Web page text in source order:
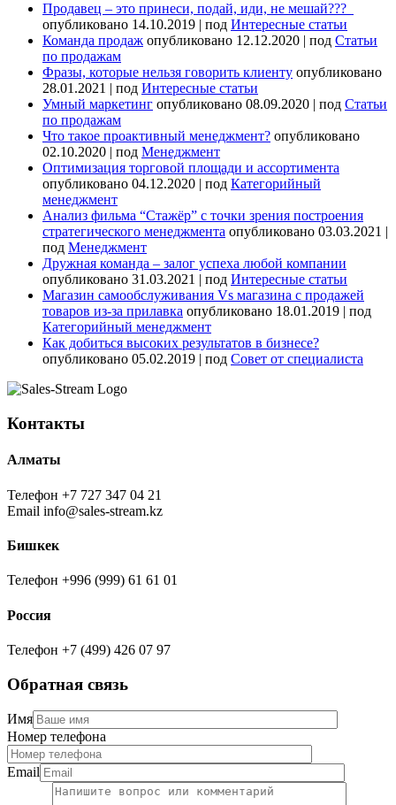
Продавец – это принеси, подай, иди, не мешай???
опубликовано 14.10.2019
под Интересные статьи
Команда продаж опубликовано 12.12.2020 под Статьи
по продажам
Фразы, которые нельзя говорить клиенту опубликовано
28.01.2021
под Интересные статьи
Умный маркетинг опубликовано 08.09.2020 под Статьи
по продажам
Что такое проактивный менеджмент? опубликовано
02.10.2020
под Менеджмент
Оптимизация торговой площади и ассортимента
опубликовано 04.12.2020
под Категорийный
менеджмент
Анализ фильма “Стажёр” с точки зрения построения
стратегического менеджмента опубликовано 03.03.2021
под Менеджмент
Дружная команда – залог успеха любой компании
опубликовано 31.03.2021
под Интересные статьи
Магазин самообслуживания Vs магазина с продажей
товаров из-за прилавка опубликовано 18.01.2019
под
Категорийный менеджмент
Как добиться высоких результатов в бизнесе?
опубликовано 05.02.2019
под Совет от специалиста
Контакты
Алматы
Телефон +7 727 347 04 21
Email info@sales-stream.kz
Бишкек
Телефон +996 (999) 61 61 01
Россия
Телефон +7 (499) 426 07 97
Обратная связь
Имя
Номер телефона
Email